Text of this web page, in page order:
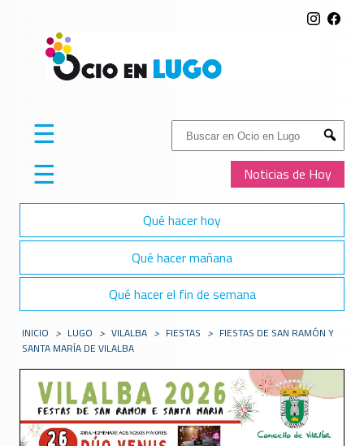
Buscar:
Submit
Noticias de Hoy
☰
☰
Qué hacer hoy
Qué hacer mañana
Qué hacer el fin de semana
INICIO > LUGO > VILALBA > FIESTAS > FIESTAS DE SAN RAMÓN Y
SANTA MARÍA DE VILALBA